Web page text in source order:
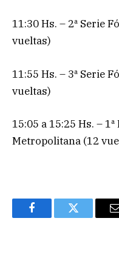
11:30 Hs. – 2ª Serie
vueltas)
11:55 Hs. – 3ª Serie
vueltas)
15:05 a 15:25 Hs. –
Metropolitana (12
FacebookTwitter